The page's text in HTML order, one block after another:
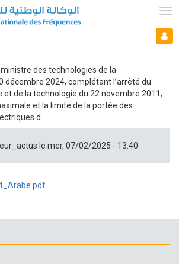
Mon espace
des technologies de la
décembre 2024, complétant l’arrêté du
de la technologie du 22 novembre 2011,
et la limite de la portée des
d
le mer, 07/02/2025 - 13:40